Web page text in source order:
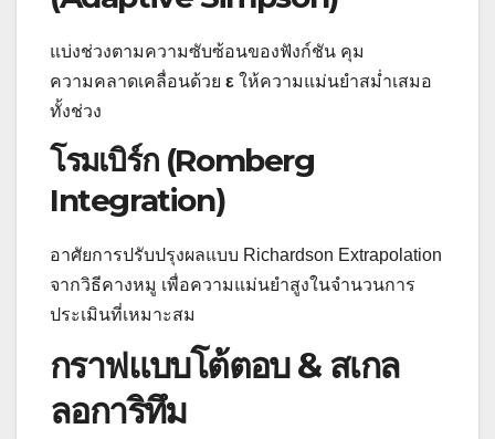
แบ่งช่วงตามความซับซ้อนของฟังก์ชัน คุม
ความคลาดเคลื่อนด้วย ε ให้ความแม่นยำสม่ำเสมอ
ทั้งช่วง
โรมเบิร์ก (Romberg
Integration)
อาศัยการปรับปรุงผลแบบ Richardson Extrapolation
จากวิธีคางหมู เพื่อความแม่นยำสูงในจำนวนการ
ประเมินที่เหมาะสม
กราฟแบบโต้ตอบ & สเกล
ลอการิทึม